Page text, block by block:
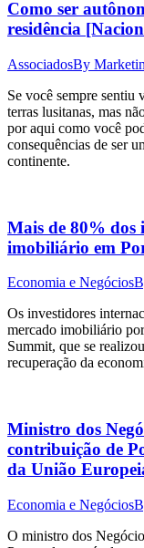
Como ser
residência
AssociadosBy
Se você sempre sentiu
terras lusitanas, mas
por aqui como você
consequências de ser
continente.
Mais de 80% dos
imobiliário em
Economia e Negócios
Os investidores
mercado imobiliário
Summit, que se
recuperação da
Ministro dos
contribuição de
da União
Economia e Negócios
O ministro dos